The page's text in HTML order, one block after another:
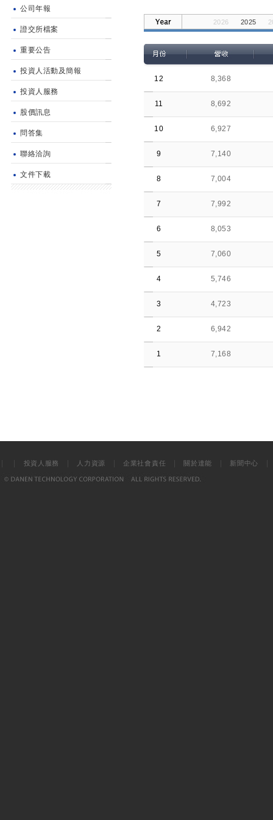
公司年報
證交所檔案
重要公告
投資人活動及簡報
投資人服務
股價訊息
問答集
聯絡洽詢
文件下載
2026 2025
12 8,368
11 8,692
10 6,927
9 7,140
8 7,004
7 7,992
6 8,053
5 7,060
4 5,746
3 4,723
2 6,942
1 7,168
投資人服務 人力資源 |企業社會責任 關於達能 新聞中心